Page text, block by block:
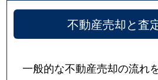
不動産売却と査
一般的な不動産売却の流れ